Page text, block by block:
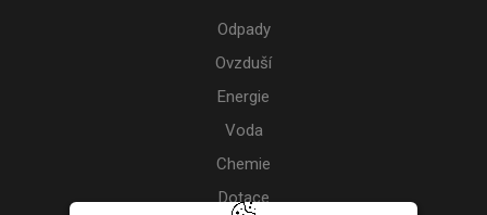
Odpady
Ovzduší
Energie
Voda
Chemie
Dotace